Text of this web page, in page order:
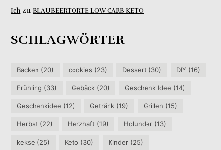
Ich zuBLAUBEERTORTE LOW CARB KETO
SCHLAGWÖRTER
Backen (20) cookies (23) Dessert (30) DIY (16)
Frühling (33) Gebäck (20) Geschenk Idee (14)
Geschenkidee (12) Getränk (19) Grillen (15)
Herbst (22) Herzhaft (19) Holunder(13)
kekse (25) Keto (30) Kinder(25)